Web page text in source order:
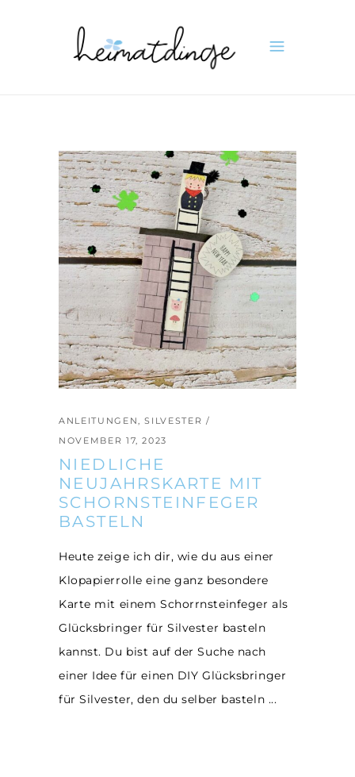
ANLEITUNGEN,SILVESTER
NOVEMBER 17, 2023
NIEDLICHE
NEUJAHRSKARTE MIT
SCHORNSTEINFEGER
BASTELN
Heute zeige ich dir, wie du aus einer
Klopapierrolle eine ganz besondere
Karte mit einem Schorrnsteinfeger als
Glücksbringer für Silvester basteln
kannst. Du bist auf der Suche nach
einer Idee für einen DIY Glücksbringer
für Silvester, den du selber basteln